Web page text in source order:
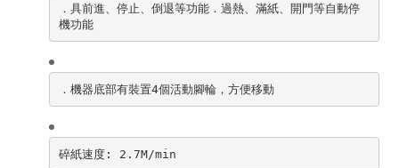
．具前進、停止、倒退等功能．過熱、滿紙、開門等自動停
機功能
．機器底部有裝置4個活動腳輪，方便移動
碎紙速度: 2.7M/min